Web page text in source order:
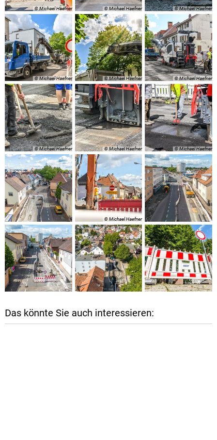
© Michael Haefner © Michael Haefner © Michael Haefner
© Michael Haefner © Michael Haefner © Michael Haefner
© Michael Haefner © Michael Haefner © Michael Haefner
© Michael Haefner
Das könnte Sie auch interessieren: